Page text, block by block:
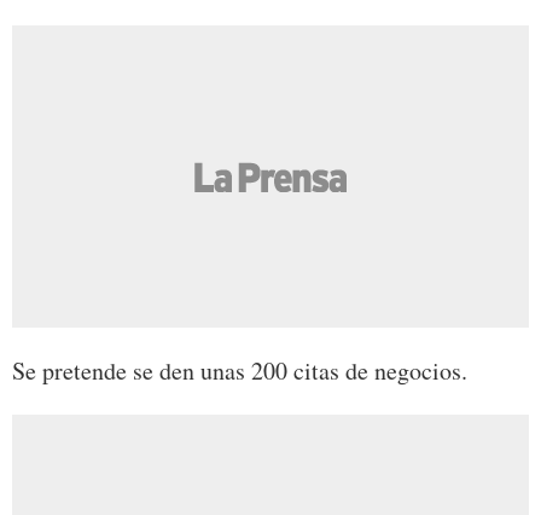
Se pretende se den unas 200 citas de negocios.